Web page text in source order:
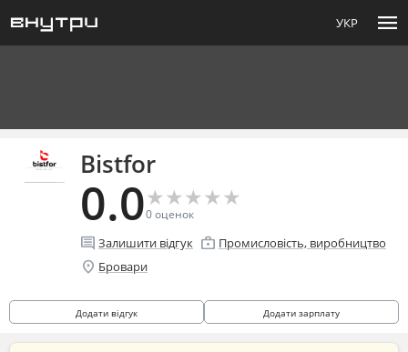
УКР menu
Bistfor
0.0★
★★
★★
★★
★★
★
0оценок
comment Залишити відгук enterprise Промисловість, виробництво
location_on Бровари
Додати відгук Додати зарплату